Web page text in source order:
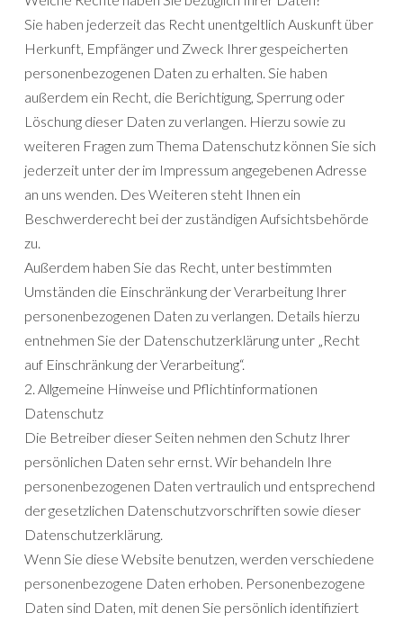
Sie haben jederzeit das Recht unentgeltlich Auskunft über
Herkunft, Empfänger und Zweck Ihrer gespeicherten
personenbezogenen Daten zu erhalten. Sie haben
außerdem ein Recht, die Berichtigung, Sperrung oder
Löschung dieser Daten zu verlangen. Hierzu sowie zu
weiteren Fragen zum Thema Datenschutz können Sie sich
jederzeit unter der im Impressum angegebenen Adresse
an uns wenden. Des Weiteren steht Ihnen ein
Beschwerderecht bei der zuständigen Aufsichtsbehörde
zu.
Außerdem haben Sie das Recht, unter bestimmten
Umständen die Einschränkung der Verarbeitung Ihrer
personenbezogenen Daten zu verlangen. Details hierzu
entnehmen Sie der Datenschutzerklärung unter „Recht
auf Einschränkung der Verarbeitung“.
2. Allgemeine Hinweise und Pflichtinformationen
Datenschutz
Die Betreiber dieser Seiten nehmen den Schutz Ihrer
persönlichen Daten sehr ernst. Wir behandeln Ihre
personenbezogenen Daten vertraulich und entsprechend
der gesetzlichen Datenschutzvorschriften sowie dieser
Datenschutzerklärung.
Wenn Sie diese Website benutzen, werden verschiedene
personenbezogene Daten erhoben. Personenbezogene
Daten sind Daten, mit denen Sie persönlich identifiziert